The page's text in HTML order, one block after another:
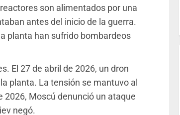
son alimentados por una
antes del inicio de la guerra.
planta han sufrido bombardeos
El 27 de abril de 2026, un dron
planta. La tensión se mantuvo al
2026, Moscú denunció un ataque
negó.